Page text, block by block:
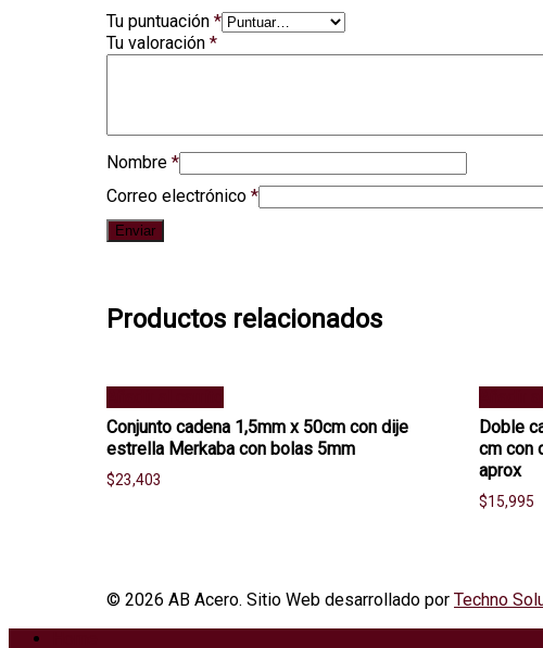
Tu puntuación *
Tu valoración *
Nombre *
Correo electrónico *
Productos relacionados
Conjunto cadena 1,5mm x 50cm con dije
estrella Merkaba con bolas 5mm
$23,403
Doble
cm con
aprox
$15,995
© 2026 AB Acero. Sitio Web desarrollado por Techno